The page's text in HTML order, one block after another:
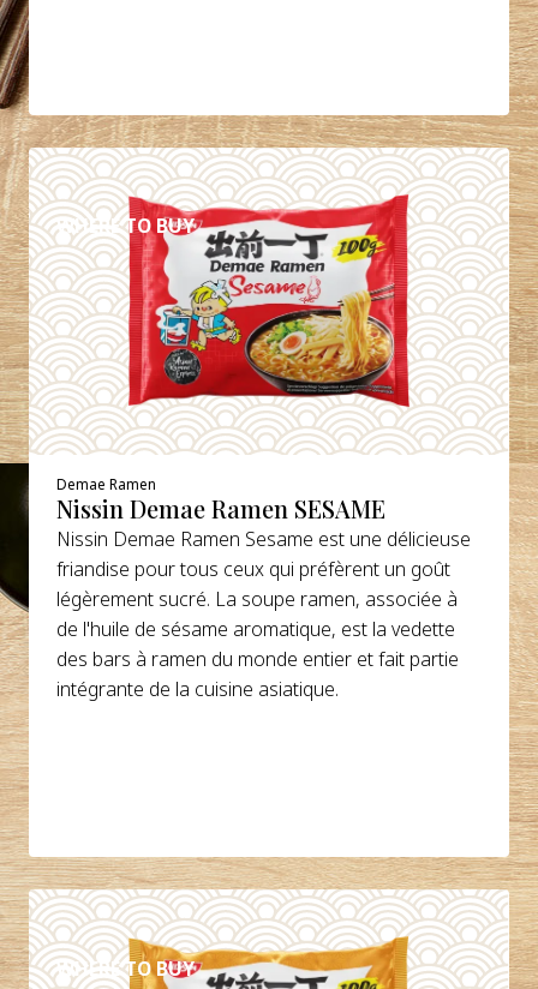
WHERE TO BUY
DÉTAILS
Demae Ramen
Nissin Demae Ramen SESAME
Nissin Demae Ramen Sesame est une délicieuse
friandise pour tous ceux qui préfèrent un goût
légèrement sucré. La soupe ramen, associée à
de l'huile de sésame aromatique, est la vedette
des bars à ramen du monde entier et fait partie
intégrante de la cuisine asiatique.
WHERE TO BUY
DÉTAILS